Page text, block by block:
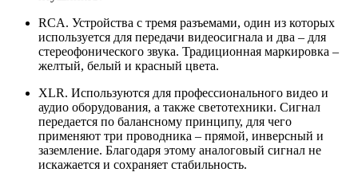
RCA. Устройства с тремя разъемами, один из которых
используется для передачи видеосигнала и два – для
стереофонического звука. Традиционная маркировка –
желтый, белый и красный цвета.
XLR. Используются для профессионального видео и
аудио оборудования, а также светотехники. Сигнал
передается по балансному принципу, для чего
применяют три проводника – прямой, инверсный и
заземление. Благодаря этому аналоговый сигнал не
искажается и сохраняет стабильность.